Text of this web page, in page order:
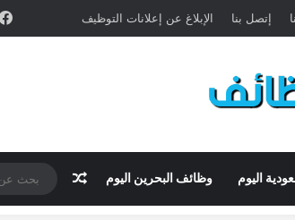
إتصل بنا الإبلاغ عن إعلانات التوظيف
اليوم وظائف البحرين اليوم مقال